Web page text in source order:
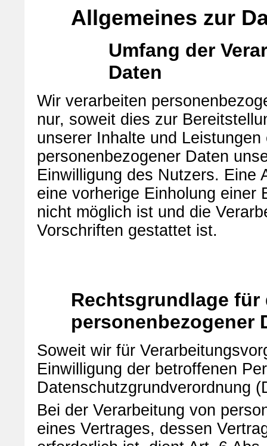
Allgemeines zur
Umfang der
Daten
Wir verarbeiten
nur, soweit dies zur
unserer Inhalte und
personenbezogener Daten
Einwilligung des Nutzers. Eine
eine vorherige Einholung einer
nicht möglich ist und die
Vorschriften gestattet ist.
Rechtsgrundlage für
personenbezogener
Soweit wir für
Einwilligung der betroffenen
Datenschutzgrundverordnung
Bei der Verarbeitung von
eines Vertrages, dessen